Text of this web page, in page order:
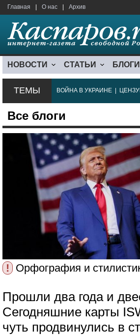
Главная О нас Архив
НОВОСТИ СТАТЬИ БЛОГИ
ТЕМЫ ВОЙНА В УКРАИНЕ
Все блоги
! Орфография и
Прошли два года и
Сегодняшние карты
чуть продвинулись в